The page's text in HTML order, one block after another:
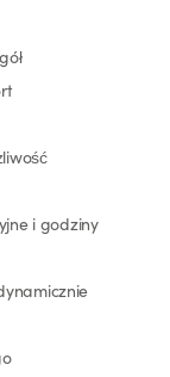
i godziny